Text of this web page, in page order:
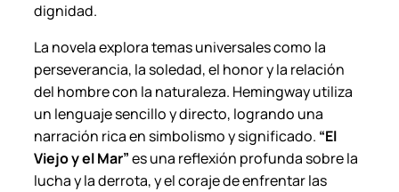
dignidad.
La novela explora temas universales como la
perseverancia, la soledad, el honor y la relación
del hombre con la naturaleza. Hemingway utiliza
un lenguaje sencillo y directo, logrando una
narración rica en simbolismo y significado. “El
Viejo y el Mar”es una reflexión profunda sobre la
lucha y la derrota, y el coraje de enfrentar las